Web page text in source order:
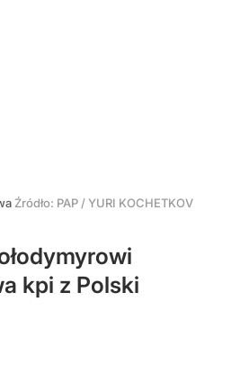
Źródło: PAP /YURI KOCHETKOV
kpi z Polski